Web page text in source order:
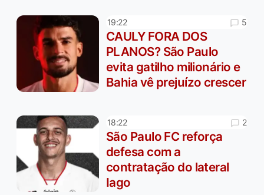
19:22 5
CAULY FORA DOS
PLANOS? São Paulo
evita gatilho milionário e
Bahia vê prejuízo crescer
18:22 2
São Paulo FC reforça
defesa com a
contratação do lateral
Iago